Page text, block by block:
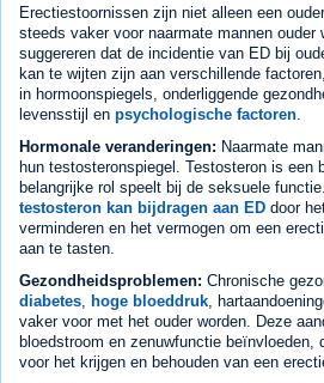
Erectiestoornissen zijn niet alleen een
steeds vaker voor naarmate mannen ouder
suggereren dat de incidentie van ED bij
kan te wijten zijn aan verschillende
in hormoonspiegels, onderliggende
levensstijl en psychologische factoren
Hormonale veranderingen: Naarmate
hun testosteronspiegel. Testosteron is een
belangrijke rol speelt bij de seksuele functie.
testosteron kan bijdragen aan ED door
verminderen en het vermogen om een
aan te tasten.
Gezondheidsproblemen: Chronische
diabetes hoge bloeddruk ,
vaker voor met het ouder worden. Deze
bloedstroom en zenuwfunctie beïnvloeden,
voor het krijgen en behouden van een